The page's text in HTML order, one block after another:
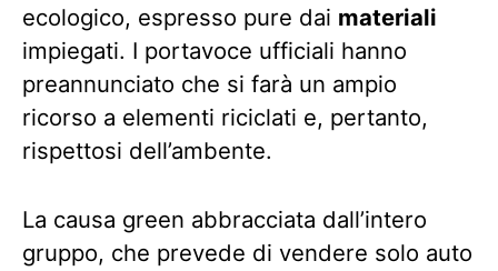
ecologico, espresso pure dai materiali
impiegati. I portavoce ufficiali hanno
preannunciato che si farà un ampio
ricorso a elementi riciclati e, pertanto,
rispettosi dell’ambente.
La causa green abbracciata dall’intero
gruppo, che prevede di vendere solo auto